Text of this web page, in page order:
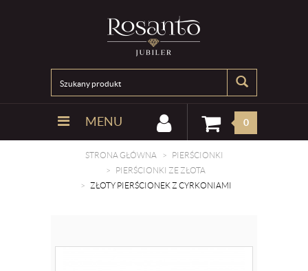
MENU 0
STRONA GŁÓWNA
PIERŚCIONKI
PIERŚCIONKI ZE ZŁOTA
ZŁOTY PIERŚCIONEK Z CYRKONIAMI